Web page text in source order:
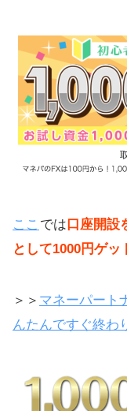
ここ では口座開設
として1000円ゲッ
＞＞ マネーパート
んたんですぐ終わ